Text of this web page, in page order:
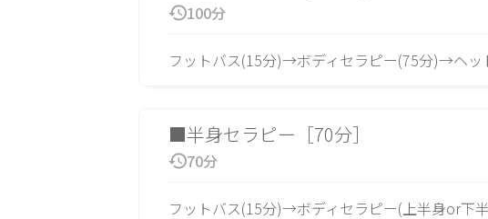
100分
フットバス(15分)→ボディセラピー(75分)→ヘッ
■半身セラピー［70分］
70分
フットバス(15分)→ボディセラピー(上半身or下